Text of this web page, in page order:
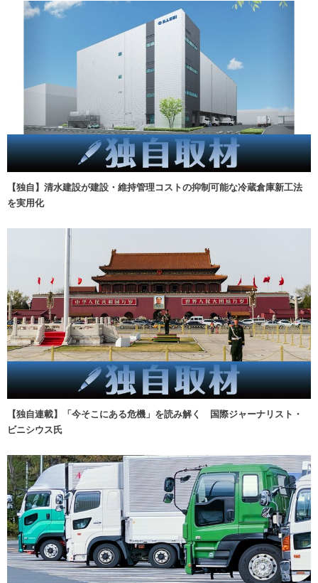
【独自】清水建設が建設・維持管理コストの抑制可能な冷蔵倉庫新工法
を実用化
【独自連載】「今そこにある危機」を読み解く 国際ジャーナリスト・
ビニシウス氏